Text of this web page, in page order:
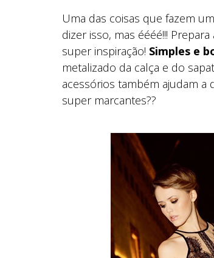
Uma das coisas que fazem
dizer isso, mas éééé!!!
super inspiração! Simples e
metalizado da calça e do
acessórios também ajudam a
super marcantes??